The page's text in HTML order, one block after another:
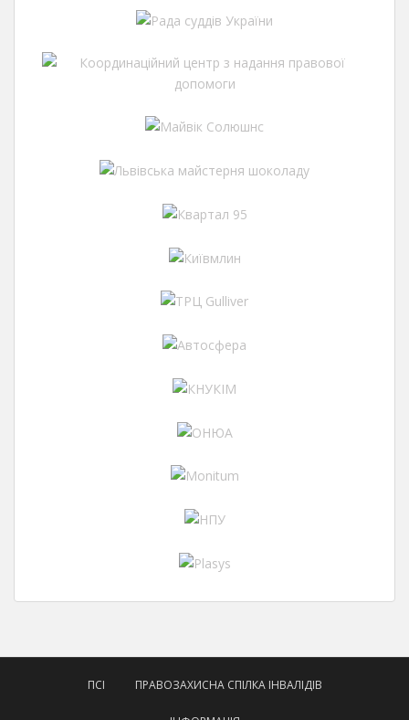
ПСІ ПРАВОЗАХИСНА СПІЛКА ІНВАЛІДІВ